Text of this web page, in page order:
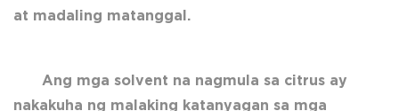
at madaling matanggal.
Ang mga solvent na nagmula sa citrus ay
nakakuha ng malaking katanyagan sa mga